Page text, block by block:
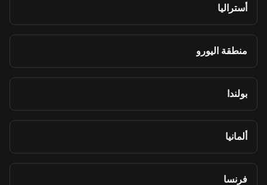
أستراليا
منطقة اليورو
بولندا
ألمانيا
فرنسا